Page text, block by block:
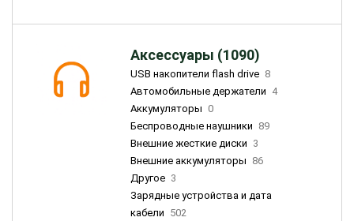
Аксессуары (1090)
USB накопители flash drive 8
Автомобильные держатели 4
Аккумуляторы 0
Беспроводные наушники 89
Внешние жесткие диски 3
Внешние аккумуляторы 86
Другое 3
Зарядные устройства и дата
кабели 502